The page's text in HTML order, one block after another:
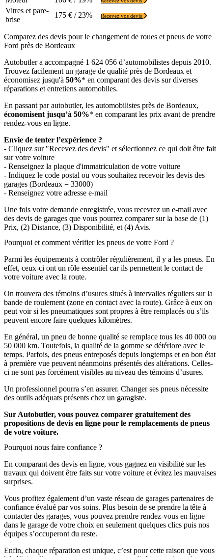
Vitres et pare-
brise
175 € / 23% Recevez vos devis
Comparez des devis pour le changement de roues et pneus de votre
Ford près de Bordeaux
Autobutler a accompagné 1 624 056 d’automobilistes depuis 2010.
Trouvez facilement un garage de qualité près de Bordeaux et
économisez jusqu'à 50%* en comparant des devis sur diverses
réparations et entretiens automobiles.
En passant par autobutler, les automobilistes près de Bordeaux,
économisent jusqu’à 50%* en comparant les prix avant de prendre
rendez-vous en ligne.
Envie de tenter l’expérience ?
- Cliquez sur "Recevez des devis" et sélectionnez ce qui doit être fait
sur votre voiture
- Renseignez la plaque d'immatriculation de votre voiture
- Indiquez le code postal ou vous souhaitez recevoir les devis des
garages (Bordeaux = 33000)
- Renseignez votre adresse e-mail
Une fois votre demande enregistrée, vous recevrez un e-mail avec
des devis de garages que vous pourrez comparer sur la base de (1)
Prix, (2) Distance, (3) Disponibilité, et (4) Avis.
Pourquoi et comment vérifier les pneus de votre Ford ?
Parmi les équipements à contrôler régulièrement, il y a les pneus. En
effet, ceux-ci ont un rôle essentiel car ils permettent le contact de
votre voiture avec la route.
On trouvera des témoins d’usures situés à intervalles réguliers sur la
bande de roulement (zone en contact avec la route). Grâce à eux on
peut voir si les pneumatiques sont propres à être remplacés ou s’ils
peuvent encore faire quelques kilomètres.
En général, un pneu de bonne qualité se remplace tous les 40 000 ou
50 000 km. Toutefois, la qualité de la gomme se détériore avec le
temps. Parfois, des pneus entreposés depuis longtemps et en bon état
à première vue peuvent néanmoins présentés des altérations. Celles-
ci ne sont pas forcément visibles au niveau des témoins d’usures.
Un professionnel pourra s’en assurer. Changer ses pneus nécessite
des outils adéquats présents chez un garagiste.
Sur Autobutler, vous pouvez comparer gratuitement des
propositions de devis en ligne pour le remplacements de pneus
de votre voiture.
Pourquoi nous faire confiance ?
En comparant des devis en ligne, vous gagnez en visibilité sur les
travaux qui doivent être faits sur votre voiture et évitez les mauvaises
surprises.
Vous profitez également d’un vaste réseau de garages partenaires de
confiance évalué par vos soins. Plus besoin de se prendre la tête à
contacter des garages, vous pouvez prendre rendez-vous en ligne
dans le garage de votre choix en seulement quelques clics puis nos
équipes s’occuperont du reste.
Enfin, chaque réparation est unique, c’est pour cette raison que vous